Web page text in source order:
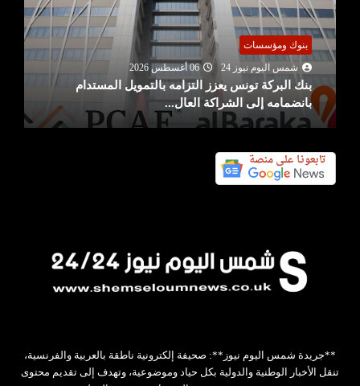
بنوك ومؤسسات
شمس اليوم نيوز 24
06 أغسطس 2026
بنك البركة تونس يعزز التزامه بالتمويل المستدام
بانضمامه إلى الشراكة العال...
**جريدة شمس اليوم نيوز**: صحيفة إلكترونية ناطقة بالعربية والفرنسية،
تنقل الأخبار الوطنية والدولية بكل حياد وموضوعية، وتهدف إلى تقديم محتوى